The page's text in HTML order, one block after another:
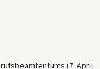
(7. April